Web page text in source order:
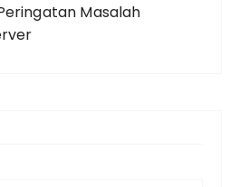
Masalah